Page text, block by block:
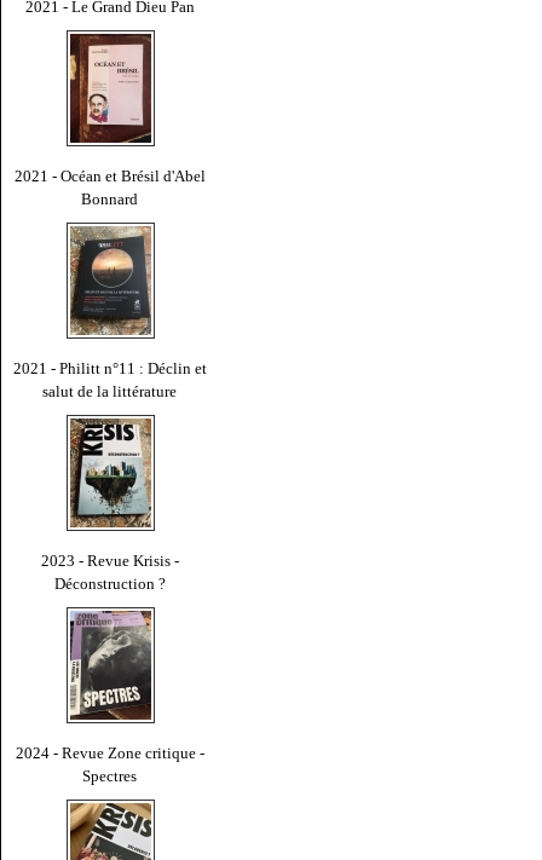
2021 - Le Grand Dieu Pan
2021 - Océan et Brésil d'Abel
Bonnard
2021 - Philitt n°11 : Déclin et
salut de la littérature
2023 - Revue Krisis -
Déconstruction ?
2024 - Revue Zone critique -
Spectres